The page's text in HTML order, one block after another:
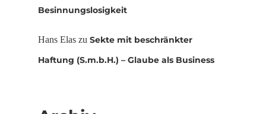
Besinnungslosigkeit
Hans Elas zu Sekte mit beschränkter
Haftung (S.m.b.H.) – Glaube als Business